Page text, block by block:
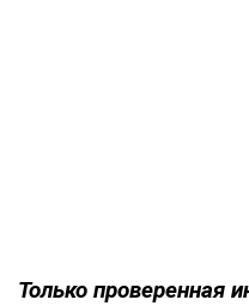
Только проверенная